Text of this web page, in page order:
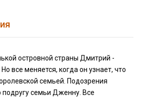
островной страны Дмитрий -
все меняется, когда он узнает, что
семьей. Подозрения
семьи Дженну. Все